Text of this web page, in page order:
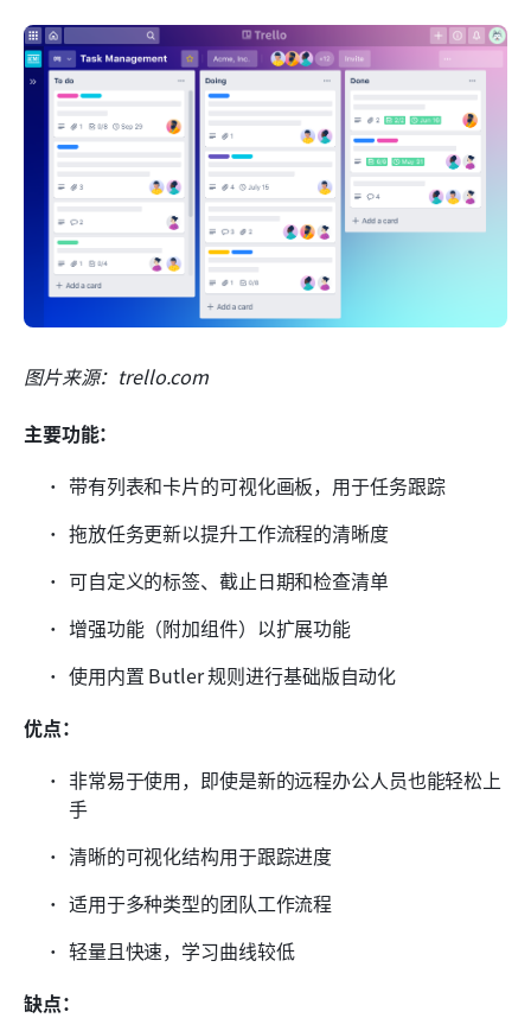
图片来源：trello.com
主要功能：
带有列表和卡片的可视化画板，用于任务跟踪
拖放任务更新以提升工作流程的清晰度
可自定义的标签、截止日期和检查清单
增强功能（附加组件）以扩展功能
使用内置 Butler 规则进行基础版自动化
优点：
非常易于使用，即使是新的远程办公人员也能轻松上
手
清晰的可视化结构用于跟踪进度
适用于多种类型的团队工作流程
轻量且快速，学习曲线较低
缺点：